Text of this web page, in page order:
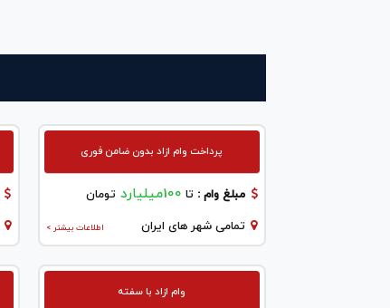
پرداخت وام ازاد بدون ضامن فوری
مبلغ وام : تا 100میلیارد تومان
اطلاعات بیشتر > تمامی شهر های ایران
وام ازاد با سفته